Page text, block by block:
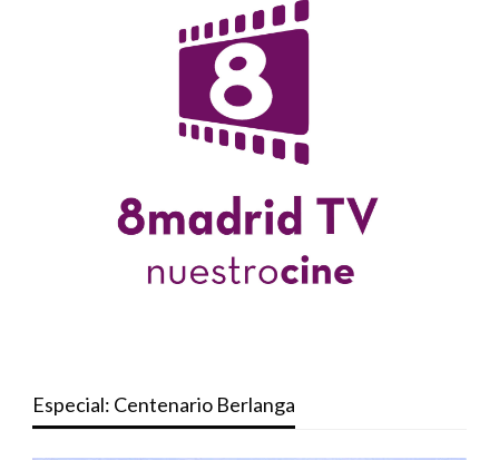
Especial: Centenario Berlanga